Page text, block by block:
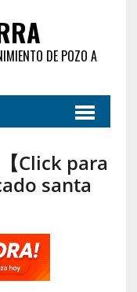
DE POZO A
Click para
santa